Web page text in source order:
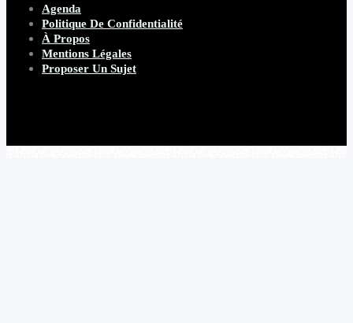
Agenda
Politique De Confidentialité
À Propos
Mentions Légales
Proposer Un Sujet